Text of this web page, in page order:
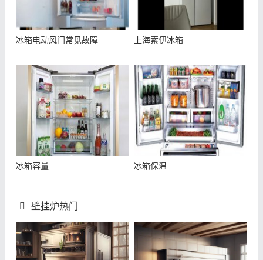
冰箱电动风门常见故障 上海索伊冰箱
冰箱容量 冰箱保温
壁挂炉热门